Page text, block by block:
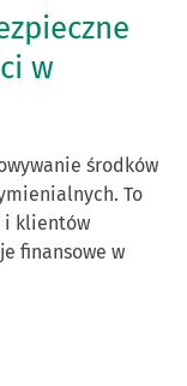
w
środków
To
i klientów
finansowe w